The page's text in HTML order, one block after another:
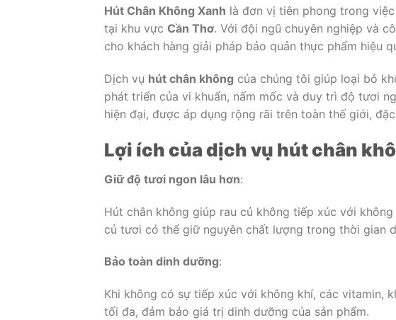
Hút Chân Không Xanh là đơn vị tiên phong trong
tại khu vực Cần Thơ. Với đội ngũ chuyên nghiệp và
cho khách hàng giải pháp bảo quản thực phẩm hiệu
Dịch vụ hút chân không của chúng tôi giúp loại bỏ
phát triển của vi khuẩn, nấm mốc và duy trì độ tươi
hiện đại, được áp dụng rộng rãi trên toàn thế giới,
Lợi ích của dịch vụ hút chân
Giữ độ tươi ngon lâu hơn:
Hút chân không giúp rau củ không tiếp xúc với
củ tươi có thể giữ nguyên chất lượng trong thời gian
Bảo toàn dinh dưỡng:
Khi không có sự tiếp xúc với không khí, các vitamin,
tối đa, đảm bảo giá trị dinh dưỡng của sản phẩm.